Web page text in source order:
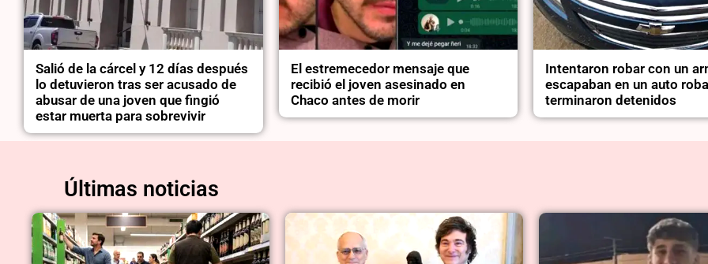
Salió de la cárcel y 12 días después
lo detuvieron tras ser acusado de
abusar de una joven que fingió
estar muerta para sobrevivir
El estremecedor mensaje que
recibió el joven asesinado en
Chaco antes de morir
Intentaron robar con un
escapaban en un auto
terminaron detenidos
Últimas noticias